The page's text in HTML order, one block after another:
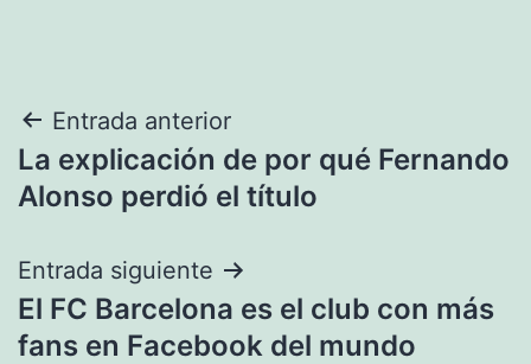
Navegación
de
Entrada anterior
La explicación de por qué Fernando
Alonso perdió el título
Entrada siguiente
El FC Barcelona es el club con más
fans en Facebook del mundo